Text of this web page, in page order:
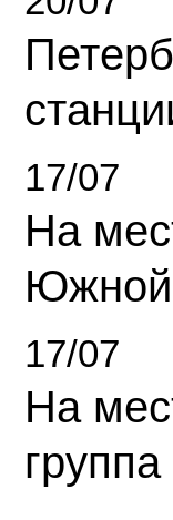
17/07
На
Южной
17/07
На